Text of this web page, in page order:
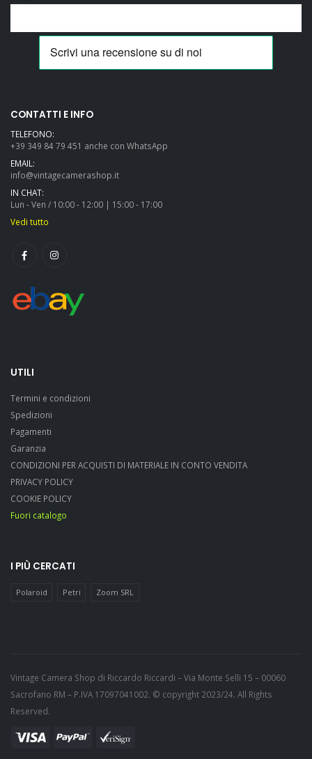
CONTATTI E INFO
TELEFONO:
+39 349 84 79 451 anche con WhatsApp
EMAIL:
info@vintagecamerashop.it
IN CHAT:
Lun - Ven / 10:00 - 12:00 | 15:00 - 17:00
Vedi tutto
UTILI
Termini e condizioni
Spedizioni
Pagamenti
Garanzia
CONDIZIONI PER ACQUISTI DI MATERIALE IN CONTO VENDITA
PRIVACY POLICY
COOKIE POLICY
Fuori catalogo
I PIÙ CERCATI
Polaroid Petri Zoom SRL
Vintage Camera Shop di Riccardo Riccardi – Via Monte Selli 15 – 00060
Sacrofano RM – P.IVA 17097041002. © copyright 2023/24. All Rights
Reserved.